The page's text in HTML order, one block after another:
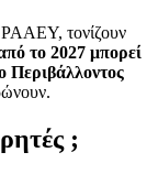
ΡΑΑΕΥ, τονίζουν
το 2027 μπορεί
Περιβάλλοντος
;